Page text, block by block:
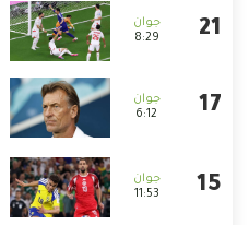
8:29
6:12
11:53